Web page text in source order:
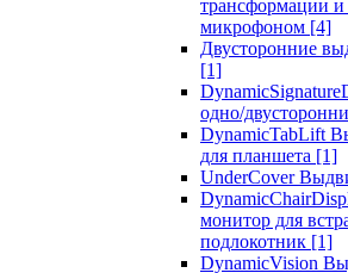
трансформации
микрофоном [4]
Двусторонние
[1]
одно/
DynamicTabLift
для планшета [1]
UnderCover
монитор для
подлокотник [1]
DynamicVision